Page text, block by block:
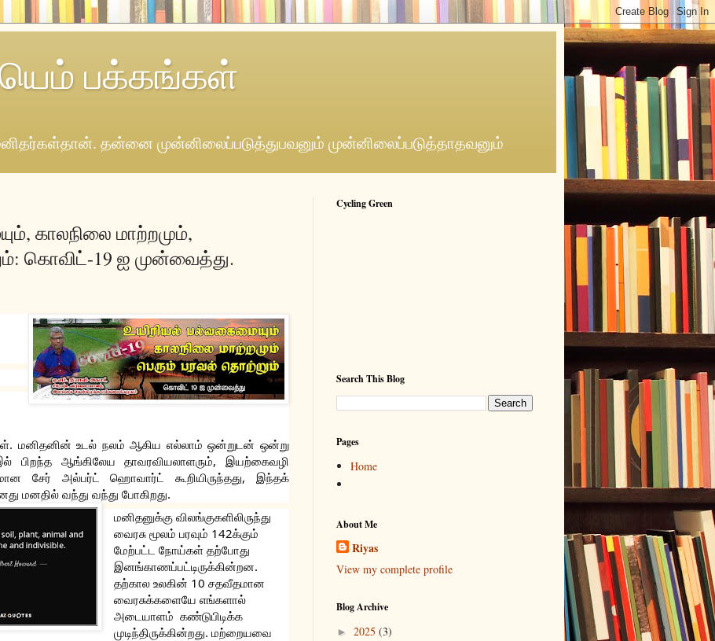
பக்கங்கள்
தன்னை முன்னிலைப்படுத்துபவனும் முன்னிலைப்படுத்தாதவனும்
காலநிலை மாற்றமும்,
கொவிட்-19 ஐ முன்வைத்து.
மனிதனின் உடல் நலம் ஆகிய எல்லாம் ஒன்றுடன் ஒன்று
ஆங்கிலேய தாவரவியலாளரும், இயற்கைவழி
சேர் அல்பர்ட் ஹொவார்ட் கூறியிருந்தது, இந்தக்
மனதில் வந்து வந்து போகிறது.
மனிதனுக்கு விலங்குகளிலிருந்து
வைரசு மூலம் பரவும் 142க்கும்
மேற்பட்ட நோய்கள் தற்போது
இனங்காணப்பட்டிருக்கின்றன.
தற்கால உலகின் 10 சதவீதமான
வைரசுக்களையே எங்களால்
அடையாளம்  கண்டுபிடிக்க
முடிந்திருக்கின்றது. மற்றையவை
Cycling Green
Search This Blog
Pages
Home
About Me
Riyas
View my complete profile
Blog Archive
► 2025 (3)